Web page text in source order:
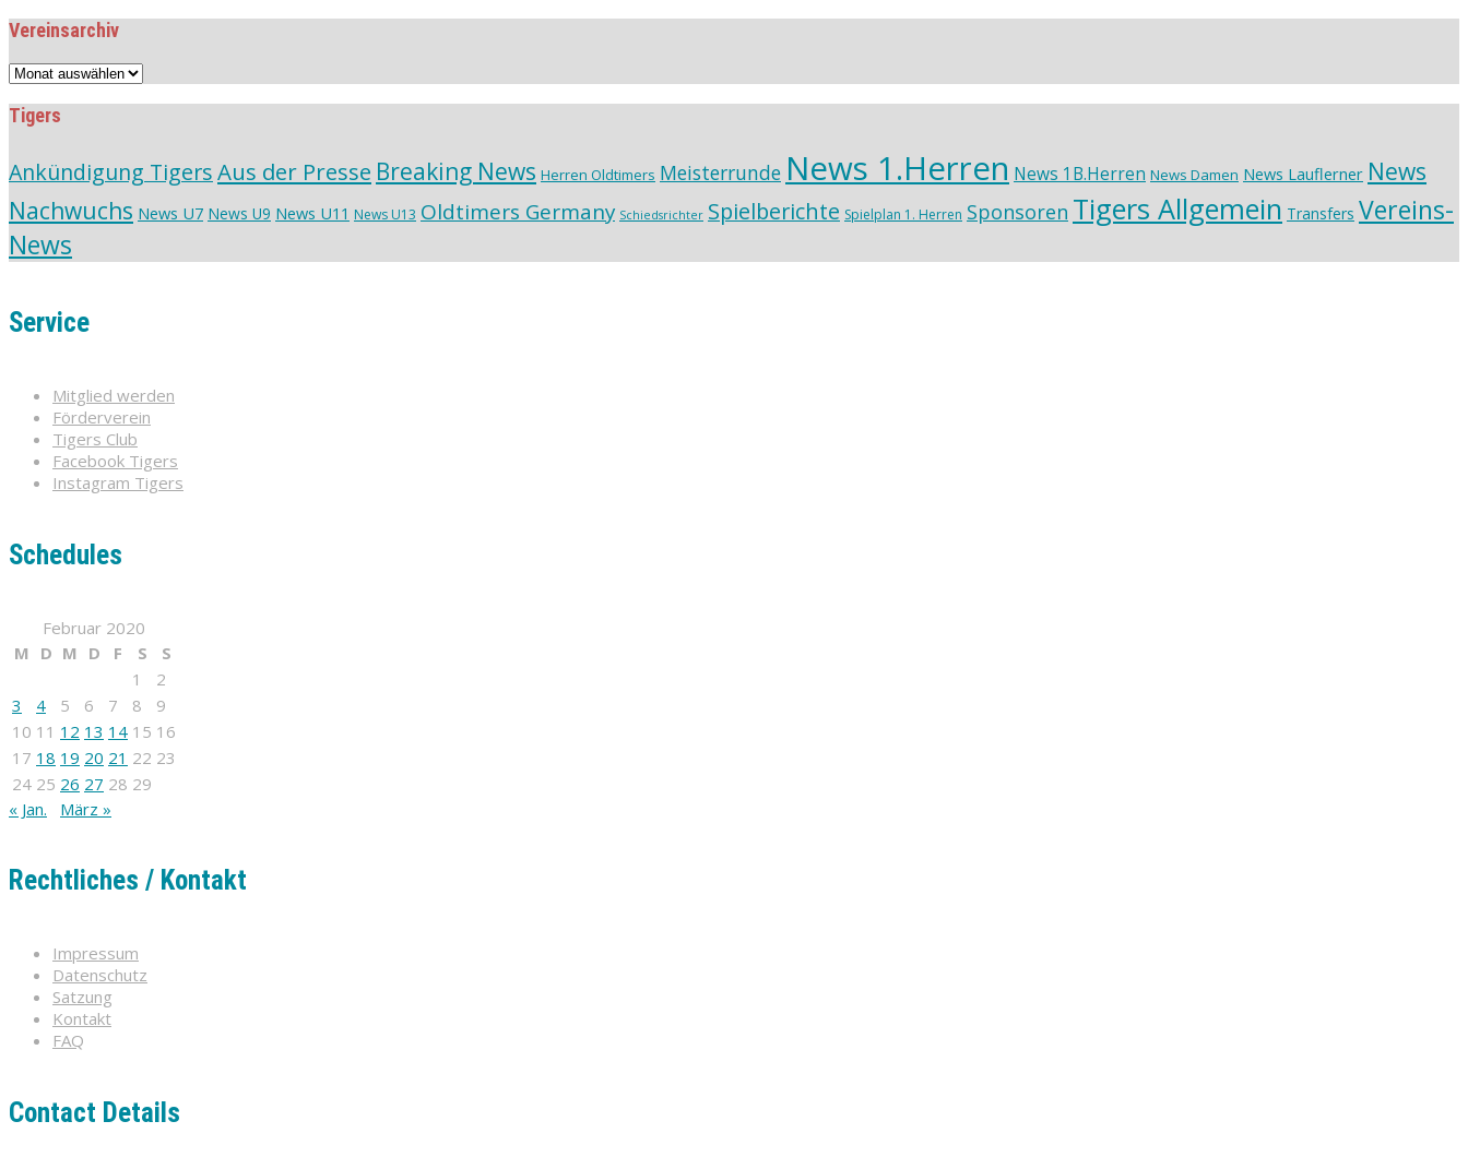
Vereinsarchiv
Vereinsarchiv
Tigers
Ankündigung TigersAus der Presse Breaking News Herren Oldtimers Meisterrunde News 1.Herren News 1B.Herren News Damen News Lauflerner News
Nachwuchs News U7 News U9 News U11 News U13 Oldtimers Germany Schiedsrichter Spielberichte Spielplan 1. Herren Sponsoren Tigers Allgemein Transfers Vereins-
News
Service
Mitglied werden
Förderverein
Tigers Club
Facebook Tigers
Instagram Tigers
Schedules
Februar 2020
M D M D F S
S
1
2
3
4 5 6 7 8
9
10 11 12 13 14 15 16
17 18 19 20 21 22 23
24 25 26 27 28 29
« Jan.
März »
Rechtliches / Kontakt
Impressum
Datenschutz
Satzung
Kontakt
FAQ
Contact Details